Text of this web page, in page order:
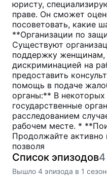
юристу,
праве. Он сможет
посоветовать, какие
**Организации по
Существуют
поддержку женщинам,
дискриминацией на
предоставить
помощь в подаче
органы:** В
государственные
расследованием
рабочем месте. *
Продолжайте активно
позволя
Список эпизодов4
Вышло 4 эпизода в 1